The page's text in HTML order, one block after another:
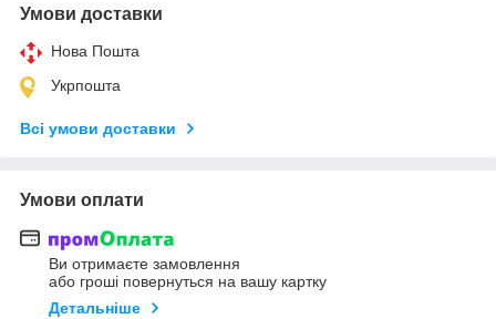
Умови доставки
Нова Пошта
Укрпошта
Всі умови доставки
Умови оплати
Ви отримаєте замовлення
або гроші повернуться на вашу картку
Детальніше